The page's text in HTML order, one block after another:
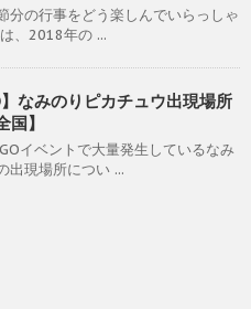
分の行事をどう楽しんでいらっしゃ
、2018年の ...
】なみのりピカチュウ出現場所
】
イベントで大量発生しているなみ
出現場所につい ...